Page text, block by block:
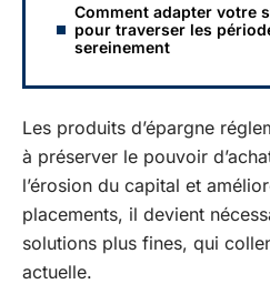
Comment adapter votre
pour traverser les
sereinement
Les produits d’épargne
à préserver le pouvoir
l’érosion du capital et
placements, il devient
solutions plus fines, qui
actuelle.